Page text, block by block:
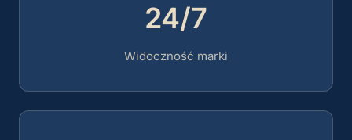
24/7
Widoczność marki